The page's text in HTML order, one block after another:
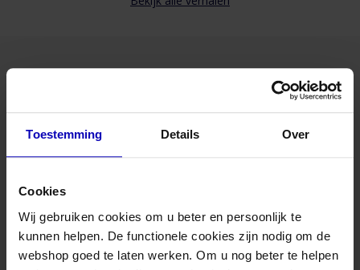
Toestemming Details Over
Cookies
Wij gebruiken cookies om u beter en persoonlijk te
kunnen helpen. De functionele cookies zijn nodig om de
webshop goed te laten werken. Om u nog beter te helpen
Specificaties
Merk
Type
Materiaal
PP
Advies nodig van onze specialisten?
Maandag t/m vrijdag bereikbaar van 08:30 to 17:00 uur
Bel naar 085-8221636
Mail met ons